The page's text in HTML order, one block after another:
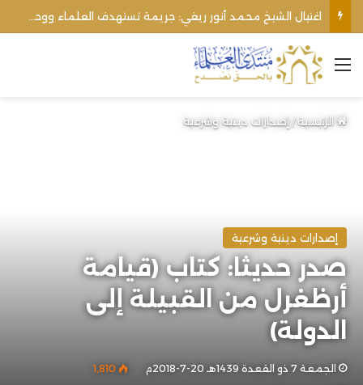
القائمة
الرئيسية/إصدارات دينية وشرعية
إصدارات دينية وشرعية
صدر حديثا: كتاب (قيامة
أرظغرل من القبيلة إلى
الدولة)
الجمعة 7 ذو القعدة 1439هـ 20-7-2018م 1٬810